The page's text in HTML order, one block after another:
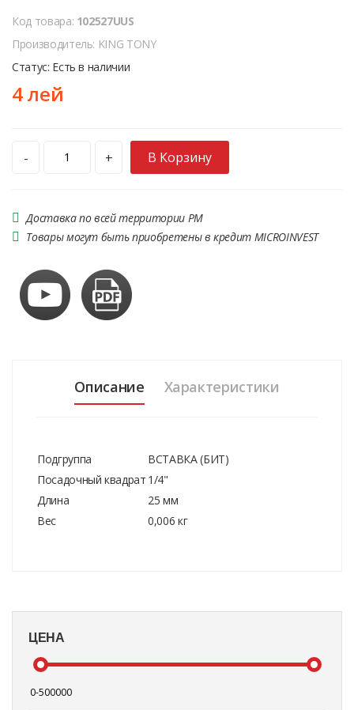
ЦЕНА
Код товара: 102527UUS
Производитель: KING TONY
Статус: Есть в наличии
4 лей
- + В Корзину
Доставка по всей территории РМ
Товары могут быть приобретены в кредит MICROINVEST
Описание Характеристики
Подгруппа
ВСТАВКА (БИТ)
Посадочный квадрат 1/4"
Длина
25 мм
Вес
0,006 кг